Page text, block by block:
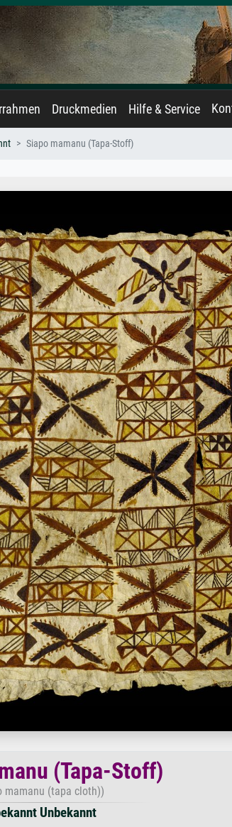
Druckmedien Hilfe & Service
Siapo mamanu (Tapa-Stoff)
(Tapa-Stoff)
mamanu (tapa cloth))
Unbekannt